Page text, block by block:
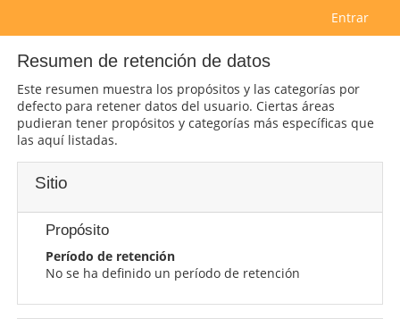
Entrar
Resumen de retención de datos
Este resumen muestra los propósitos y las categorías por
defecto para retener datos del usuario. Ciertas áreas
pudieran tener propósitos y categorías más específicas que
las aquí listadas.
Sitio
Propósito
Período de retención
No se ha definido un período de retención